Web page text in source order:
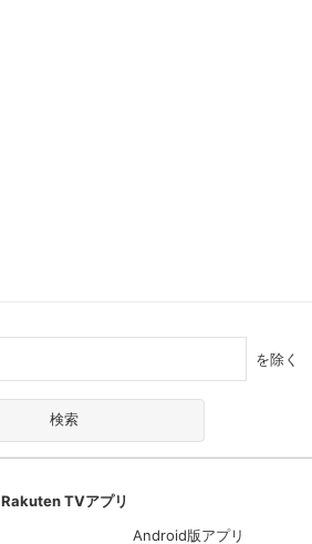
を除く
Rakuten TVアプリ
Android版アプリ